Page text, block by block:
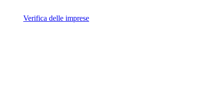
Verifica delle imprese